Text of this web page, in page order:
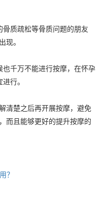
质疏松等骨质问题的朋友
现。
千万不能进行按摩，在怀孕
行。
楚之后再开展按摩，避免
而且能够更好的提升按摩的
？